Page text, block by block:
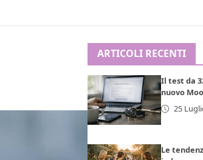
ARTICOLI RECENTI
Il test da
nuovo
25
Le